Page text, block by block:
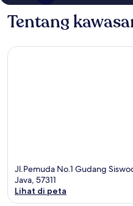
Tentang
Jl.Pemuda No.1 Gudang
Java, 57311
Lihat di peta